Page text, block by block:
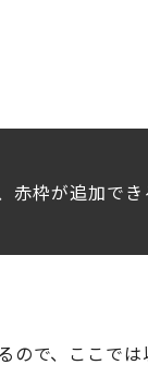
赤枠が追加でき
ので、ここでは